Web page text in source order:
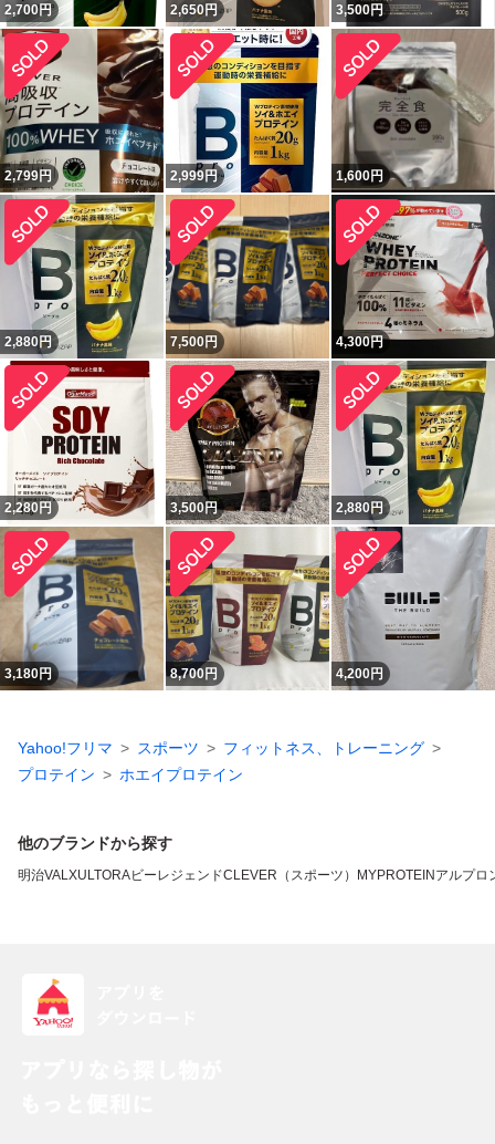
2,700円 2,650円 3,500円
2,799円 2,999円 1,600円
2,880円 7,500円 4,300円
2,280 円 3,500円 2,880円
3,180円 8,700円 4,200円
Yahoo!フリマ スポーツ
フィットネス、トレーニング
プロテイン
ホエイプロテイン
他のブランドから探す
明治VALXULTORAビーレジェンドCLEVER（スポーツ） MYPROTEIN アルプロ